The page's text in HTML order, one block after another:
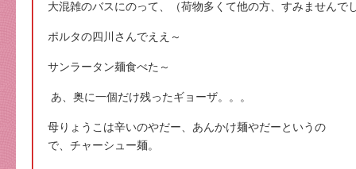
大混雑のバスにのって、（荷物多くて他の方、すみませんで
ポルタの四川さんでええ～
サンラータン麺食べた～
あ、奥に一個だけ残ったギョーザ。。。
母りょうこは辛いのやだー、あんかけ麺やだーというの
で、チャーシュー麺。